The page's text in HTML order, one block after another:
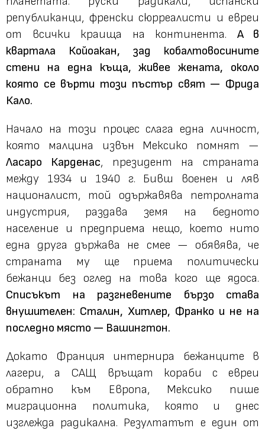
републиканци, френски сюрреалисти и евреи
от всички краища на континента. А в
квартала Койоакан, зад кобалтовосините
стени на една къща, живее жената, около
която се върти този пъстър свят — Фрида
Кало.
Начало на този процес слага една личност,
която малцина извън Мексико помнят —
Ласаро Карденас, президент на страната
между 1934 и 1940 г. Бивш военен и ляв
националист, той одържавява петролната
индустрия, раздава земя на бедното
население и предприема нещо, което нито
една друга държава не смее — обявява, че
страната му ще приема политически
бежанци без оглед на това кого ще ядоса.
Списъкът на разгневените бързо става
внушителен: Сталин, Хитлер, Франко и не на
последно място — Вашингтон.
Докато Франция интернира бежанците в
лагери, а САЩ връщат кораби с евреи
обратно към Европа, Мексико пише
миграционна политика, която и днес
изглежда радикална. Резултатът е един от